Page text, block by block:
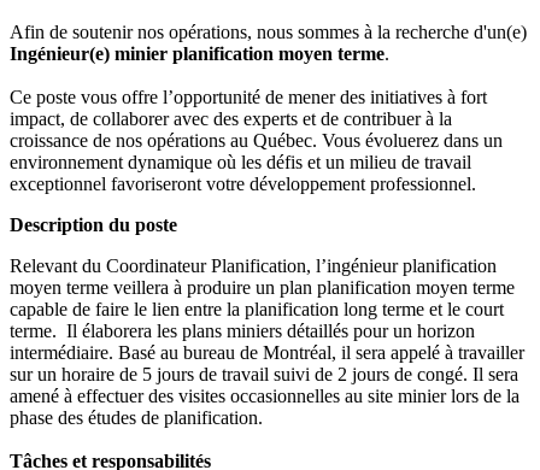
Afin de soutenir nos opérations, nous sommes à la recherche d'un(e)
Ingénieur(e) minier planification moyen terme.
Ce poste vous offre l’opportunité de mener des initiatives à fort
impact, de collaborer avec des experts et de contribuer à la
croissance de nos opérations au Québec. Vous évoluerez dans un
environnement dynamique où les défis et un milieu de travail
exceptionnel favoriseront votre développement professionnel.
Description du poste
Relevant du Coordinateur Planification, l’ingénieur planification
moyen terme veillera à produire un plan planification moyen terme
capable de faire le lien entre la planification long terme et le court
terme. Il élaborera les plans miniers détaillés pour un horizon
intermédiaire. Basé au bureau de Montréal, il sera appelé à travailler
sur un horaire de 5 jours de travail suivi de 2 jours de congé. Il sera
amené à effectuer des visites occasionnelles au site minier lors de la
phase des études de planification.
Tâches et responsabilités